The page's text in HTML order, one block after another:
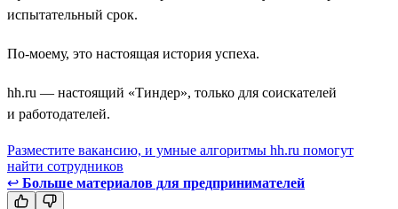
испытательный срок.
По-моему, это настоящая история успеха.
hh.ru — настоящий «Тиндер», только для соискателей
и работодателей.
Разместите вакансию, и умные алгоритмы hh.ru помогут
найти сотрудников
↩ Больше материалов для предпринимателей